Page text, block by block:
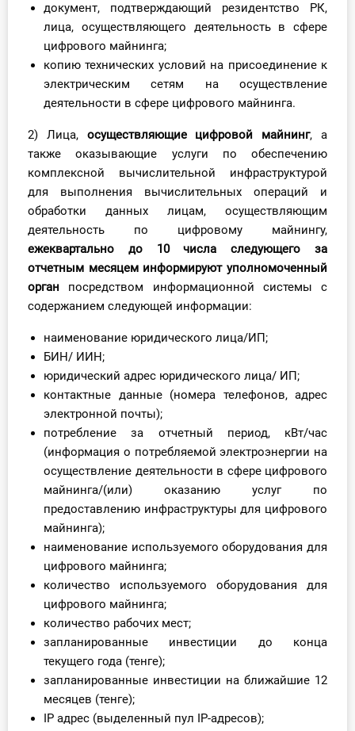
документ, подтверждающий резидентство РК,
лица, осуществляющего деятельность в сфере
цифрового майнинга;
копию технических условий на присоединение к
электрическим сетям на осуществление
деятельности в сфере цифрового майнинга.
2) Лица, осуществляющие цифровой майнинг, а
также оказывающие услуги по обеспечению
комплексной вычислительной инфраструктурой
для выполнения вычислительных операций и
обработки данных лицам, осуществляющим
деятельность по цифровому майнингу,
ежеквартально до 10числа следующего за
отчетным месяцем информируют уполномоченный
орган посредством информационной системы с
содержанием следующей информации:
наименование юридического лица/ИП;
БИН/ ИИН;
юридический адрес юридического лица/ ИП;
контактные данные (номера телефонов, адрес
электронной почты);
потребление за отчетный период, кВт/час
(информация о потребляемой электроэнергии на
осуществление деятельности в сфере цифрового
майнинга/(или) оказанию услуг по
предоставлению инфраструктуры для цифрового
майнинга);
наименование используемого оборудования для
цифрового майнинга;
количество используемого оборудования для
цифрового майнинга;
количество рабочих мест;
запланированные инвестиции до конца
текущего года (тенге);
запланированные инвестиции на ближайшие 12
месяцев (тенге);
IP адрес (выделенный пул IP-адресов);